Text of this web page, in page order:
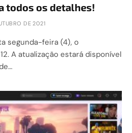
todos os detalhes!
DE 2021
segunda-feira (4), o
A atualização estará disponível